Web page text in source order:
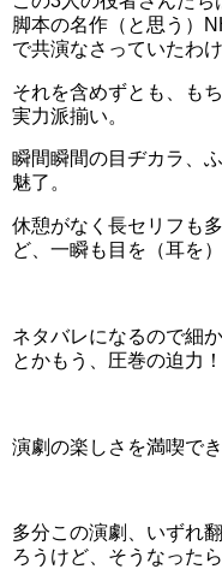
脚本の名作（と思う）
で共演なさっていたわけ
それを含めずとも、も
実力派揃い。
瞬間瞬間の目ヂカラ、
魅了。
休憩がなく長セリフも
ど、一瞬も目を（耳を
ネタバレになるので細
とかもう、圧巻の迫力！
演劇の楽しさを満喫で
多分この演劇、いずれ
ろうけど、そうなった